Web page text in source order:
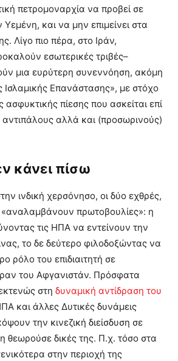
πετρομοναρχία να προβεί σε
και να μην επιμείνει στα
Λίγο πιο πέρα, στο Ιράν,
εσωτερικές τριβές–
μια ευρύτερη συνεννόηση, ακόμη
Ισλαμικής Επανάστασης», με στόχο
πίεσης που ασκείται επί
αλλά και (προσωρινούς)
κάνει πίσω
ινδική χερσόνησο, οι δύο εχθρές,
«αναλαμβάνουν πρωτοβουλίες»: η
τις ΗΠΑ να εντείνουν την
το δε δεύτερο φιλοδοξώντας να
ρόλο του επιδιαιτητή σε
του Αφγανιστάν. Πρόσφατα
στη δυναμική αντίδραση του
και άλλες Δυτικές δυνάμεις
την κινεζική διείσδυση σε
θεωρούσε δικές της. Π.χ. τόσο στα
στην περιοχή της